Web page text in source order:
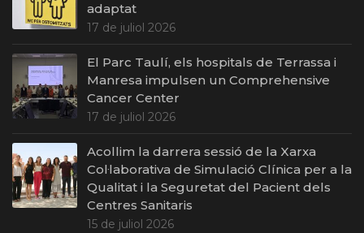
adaptat
17 de juliol 2026
El Parc Taulí, els hospitals de Terrassa i
Manresa impulsen un Comprehensive
Cancer Center
17 de juliol 2026
Acollim la darrera sessió de la Xarxa
Col·laborativa de Simulació Clínica per a la
Qualitat i la Seguretat del Pacient dels
Centres Sanitaris
15 de juliol 2026